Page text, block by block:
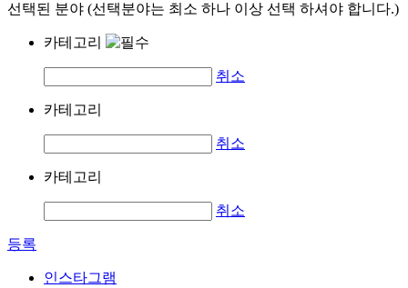
선택된 분야 (선택분야는 최소 하나 이상 선택 하셔야 합니다.)
카테고리
취소
카테고리
취소
카테고리
취소
등록
인스타그램